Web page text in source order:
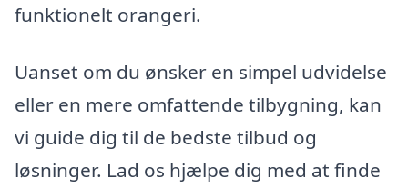
funktionelt orangeri.
Uanset om du ønsker en simpel udvidelse
eller en mere omfattende tilbygning, kan
vi guide dig til de bedste tilbud og
løsninger. Lad os hjælpe dig med at finde